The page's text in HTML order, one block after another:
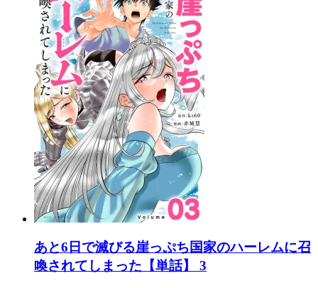
あと6日で滅びる崖っぷち国家のハーレムに召
喚されてしまった【単話】 3